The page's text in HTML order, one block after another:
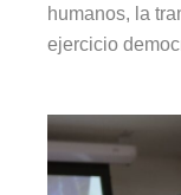
humanos, la
ejercicio